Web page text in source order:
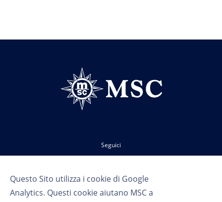
Questo Sito utilizza i cookie di Google
Analytics. Questi cookie aiutano MSC a
Seguici